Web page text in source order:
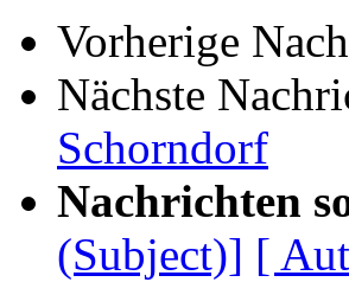
Vorherige
Nächste
Schorndorf
Nachrichten
(Subject)] [